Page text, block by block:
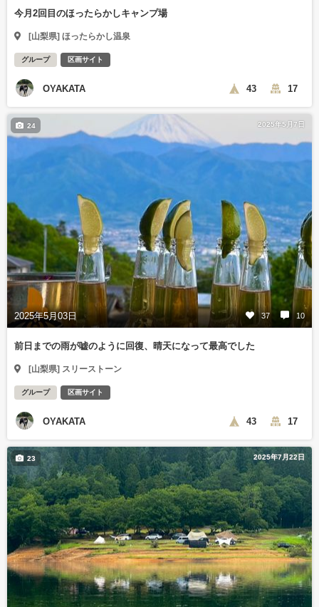
今月2回目のほったらかしキャンプ場
[山梨県] ほったらかし温泉
グループ 区画サイト
OYAKATA 43 17
2025年5月7日
2025年5月03日 37 10
24
前日までの雨が嘘のように回復、晴天になって最高でした
[山梨県] スリーストーン
グループ 区画サイト
OYAKATA 43 17
2025年7月22日
23